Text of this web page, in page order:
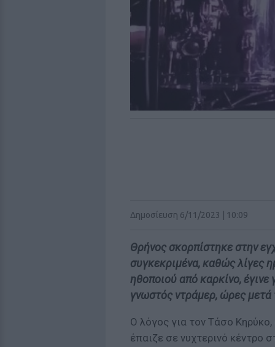
Δημοσίευση 6/11/2023 | 10:09
Θρήνος σκορπίστηκε στην
συγκεκριμένα, καθώς λίγες
ηθοποιού από καρκίνο,
γνωστός ντράμερ, ώρες μετά
Ο λόγος για τον Τάσο
έπαιζε σε νυχτερινό κέντρο